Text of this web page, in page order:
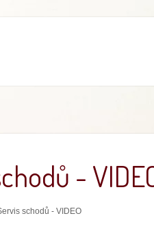
-
schodů - VIDEO